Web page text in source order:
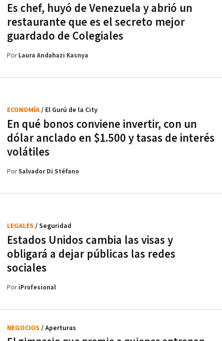
Es chef, huyó de Venezuela y abrió un
restaurante que es el secreto mejor
guardado de Colegiales
PorLaura Andahazi Kasnya
En qué bonos conviene invertir, con un
dólar anclado en $1.500 y tasas de interés
volátiles
ECONOMÍA/ El Gurú de la City
PorSalvador Di Stéfano
Estados Unidos cambia las visas y
obligará a dejar públicas las redes
sociales
LEGALES / Seguridad
PoriProfesional
NEGOCIOS / Aperturas